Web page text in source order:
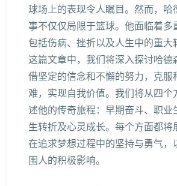
球场上的表现令人瞩目。然而，哈
事不仅仅局限于篮球。他面临着多
包括伤病、挫折以及人生中的重大
这篇文章中，我们将深入探讨哈德
借坚定的信念和不懈的努力，克服
难，实现自我价值。我们将从四个
述他的传奇旅程：早期奋斗、职业
生转折及心灵成长。每个方面都将
在追求梦想过程中的坚持与勇气，
围人的积极影响。